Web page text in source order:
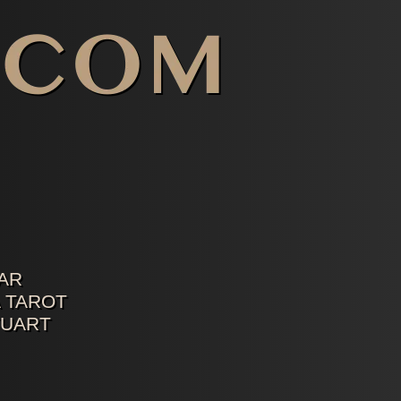
TAROT